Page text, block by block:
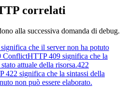
correlati
alla successiva domanda di debug.
che il server non ha potuto
ConflictHTTP 409 significa che la
attuale della risorsa.422
422 significa che la sintassi della
non può essere elaborato.